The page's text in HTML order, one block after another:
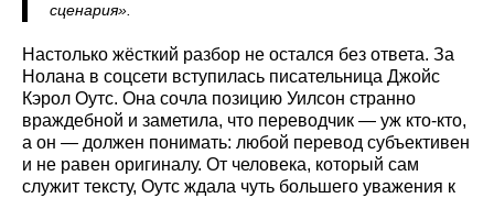
сценария».
Настолько жёсткий разбор не остался без ответа. За
Нолана в соцсети вступилась писательница Джойс
Кэрол Оутс. Она сочла позицию Уилсон странно
враждебной и заметила, что переводчик — уж кто-кто,
а он — должен понимать: любой перевод субъективен
и не равен оригиналу. От человека, который сам
служит тексту, Оутс ждала чуть большего уважения к